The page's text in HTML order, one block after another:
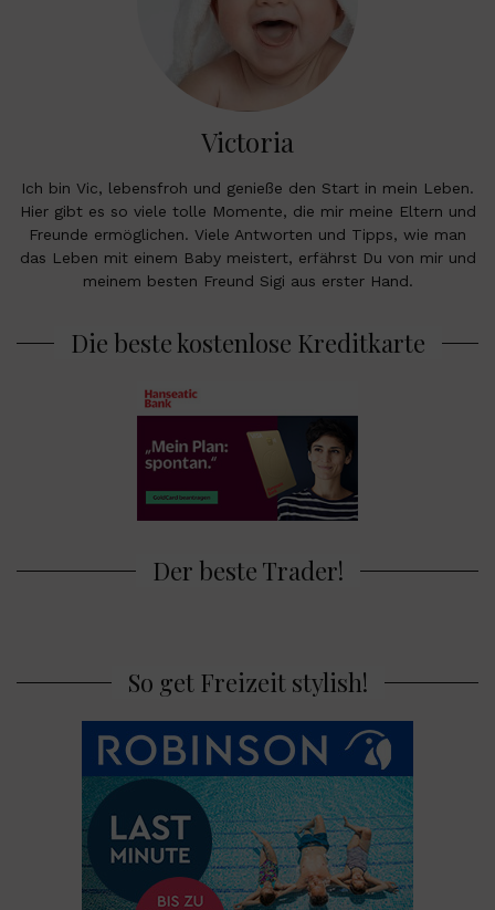
Victoria
Ich bin Vic, lebensfroh und genieße den Start in mein Leben.
Hier gibt es so viele tolle Momente, die mir meine Eltern und
Freunde ermöglichen. Viele Antworten und Tipps, wie man
das Leben mit einem Baby meistert, erfährst Du von mir und
meinem besten Freund Sigi aus erster Hand.
Die beste kostenlose Kreditkarte
Der beste Trader!
So get Freizeit stylish!